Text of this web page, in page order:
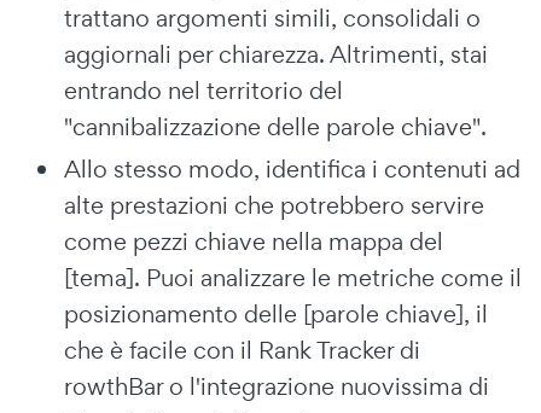
trattano argomenti simili, consolidali o
aggiornali per chiarezza. Altrimenti, stai
entrando nel territorio del
"cannibalizzazione delle parole chiave".
Allo stesso modo, identifica i contenuti ad
alte prestazioni che potrebbero servire
come pezzi chiave nella mappa del
[tema]. Puoi analizzare le metriche come il
posizionamento delle [parole chiave], il
che è facile con il Rank Tracker di
rowthBar o l'integrazione nuovissima di